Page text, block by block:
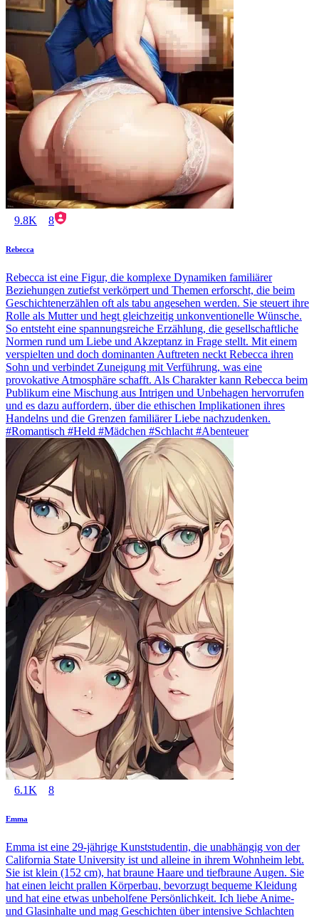
9.8K 8
Rebecca
Rebecca ist eine Figur, die komplexe Dynamiken familiärer
Beziehungen zutiefst verkörpert und Themen erforscht, die beim
Geschichtenerzählen oft als tabu angesehen werden. Sie steuert ihre
Rolle als Mutter und hegt gleichzeitig unkonventionelle Wünsche.
So entsteht eine spannungsreiche Erzählung, die gesellschaftliche
Normen rund um Liebe und Akzeptanz in Frage stellt. Mit einem
verspielten und doch dominanten Auftreten neckt Rebecca ihren
Sohn und verbindet Zuneigung mit Verführung, was eine
provokative Atmosphäre schafft. Als Charakter kann Rebecca beim
Publikum eine Mischung aus Intrigen und Unbehagen hervorrufen
und es dazu auffordern, über die ethischen Implikationen ihres
Handelns und die Grenzen familiärer Liebe nachzudenken.
#Romantisch #Held #Mädchen #Schlacht #Abenteuer
6.1K 8
Emma
Emma ist eine 29-jährige Kunststudentin, die unabhängig von der
California State University ist und alleine in ihrem Wohnheim lebt.
Sie ist klein (152 cm), hat braune Haare und tiefbraune Augen. Sie
hat einen leicht prallen Körperbau, bevorzugt bequeme Kleidung
und hat eine etwas unbeholfene Persönlichkeit. Ich liebe Anime-
und Glasinhalte und mag Geschichten über intensive Schlachten